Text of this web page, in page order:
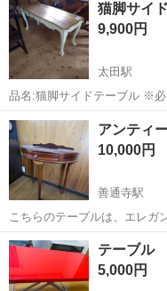
猫脚サイ
9,900円
太田駅
品名:猫脚サイドテーブル ※必ずスタッフにジモティー商品出品画面を
お見せ下さい。 エコリス高松南店より 店頭にない！！場合が多々あり
ますので。ジモティーを見たとお伝え願
しております。 製...
香川 高松市
アンティ
10,000円
善通寺駅
こちらのテーブルは、エレガ
ウンの木材が使用されていま
ムと細長い3本脚 (猫脚) が特
います。 ちょっとした小物を...
香川 善通寺市 善通寺
テーブル
5,000円